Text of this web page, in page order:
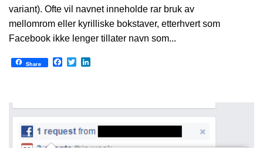
variant). Ofte vil navnet inneholde rar bruk av
mellomrom eller kyrilliske bokstaver, etterhvert som
Facebook ikke lenger tillater navn som...
Share Facebook
Twitter